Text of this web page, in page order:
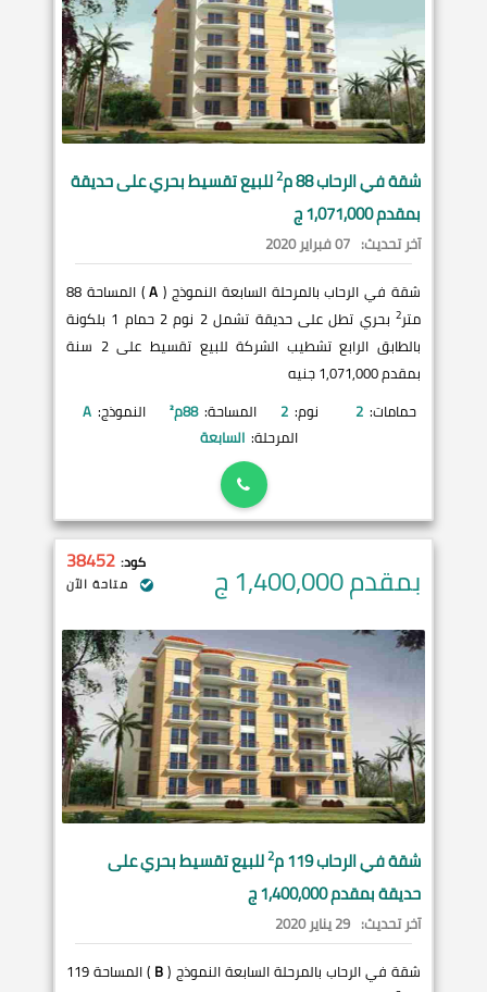
شقة فيالرحاب88 م 2للبيع تقسيط بحري على حديقة
بمقدم 1,071,000 ج
آخر تحديث: 07 فبراير 2020
شقة في الرحاب بالمرحلة السابعة النموذج ( A
) المساحة 88
متر2
بحري تطل على حديقة تشمل 2 نوم 2 حمام 1 بلكونة
بالطابق الرابع تشطيب الشركة للبيع تقسيط على 2 سنة
بمقدم 1,071,000 جنيه
حمامات: 2 نوم: 2 المساحة: 88م² النموذج: A
المرحلة: السابعة
بمقدم 1,400,000 ج كود: 38452
متاحة الآن
شقة فيالرحاب119 م 2للبيع تقسيط بحري على
حديقة بمقدم 1,400,000 ج
آخر تحديث: 29 يناير 2020
شقة في الرحاب بالمرحلة السابعة النموذج (B
) المساحة 119